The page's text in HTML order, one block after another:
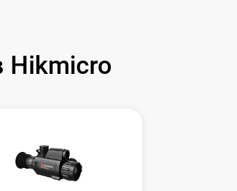
Hikmicro